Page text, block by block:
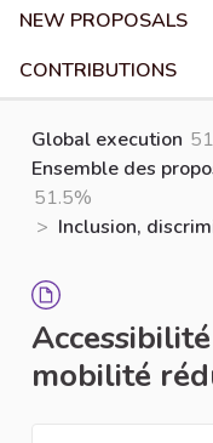
NEW PROPOSALS
CONTRIBUTIONS
Global execution
Ensemble des
51.5%
> Inclusion,
mobilité